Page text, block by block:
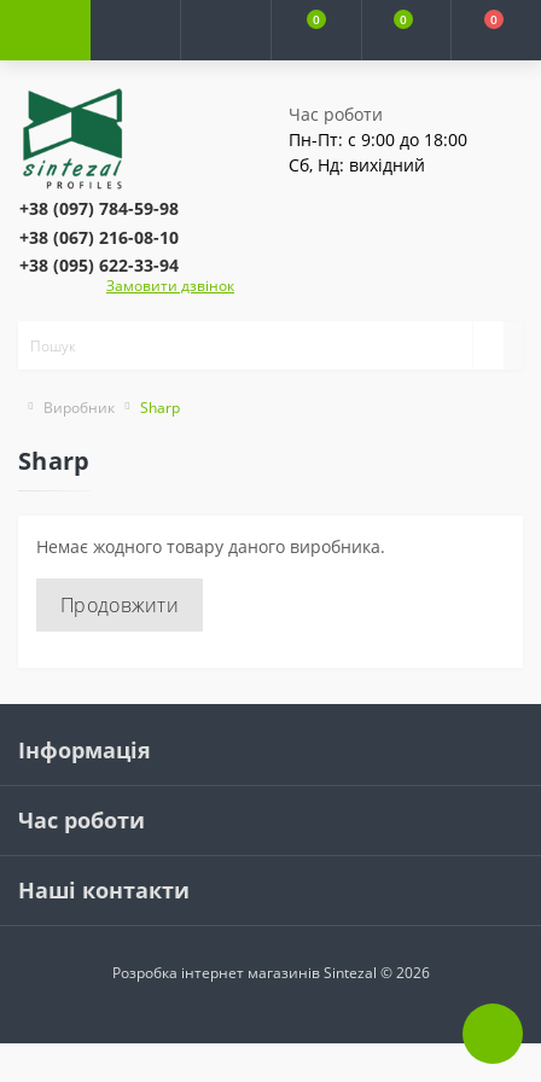
0 0 0
Час роботи
Пн-Пт: с 9:00 до 18:00
Сб, Нд: вихідний
+38 (097) 784-59-98
+38 (067) 216-08-10
+38 (095) 622-33-94
Замовити дзвінок
Виробник Sharp
Sharp
Немає жодного товару даного виробника.
Продовжити
Інформація
Час роботи
Наші контакти
Розробка інтернет магазинівSintezal © 2026